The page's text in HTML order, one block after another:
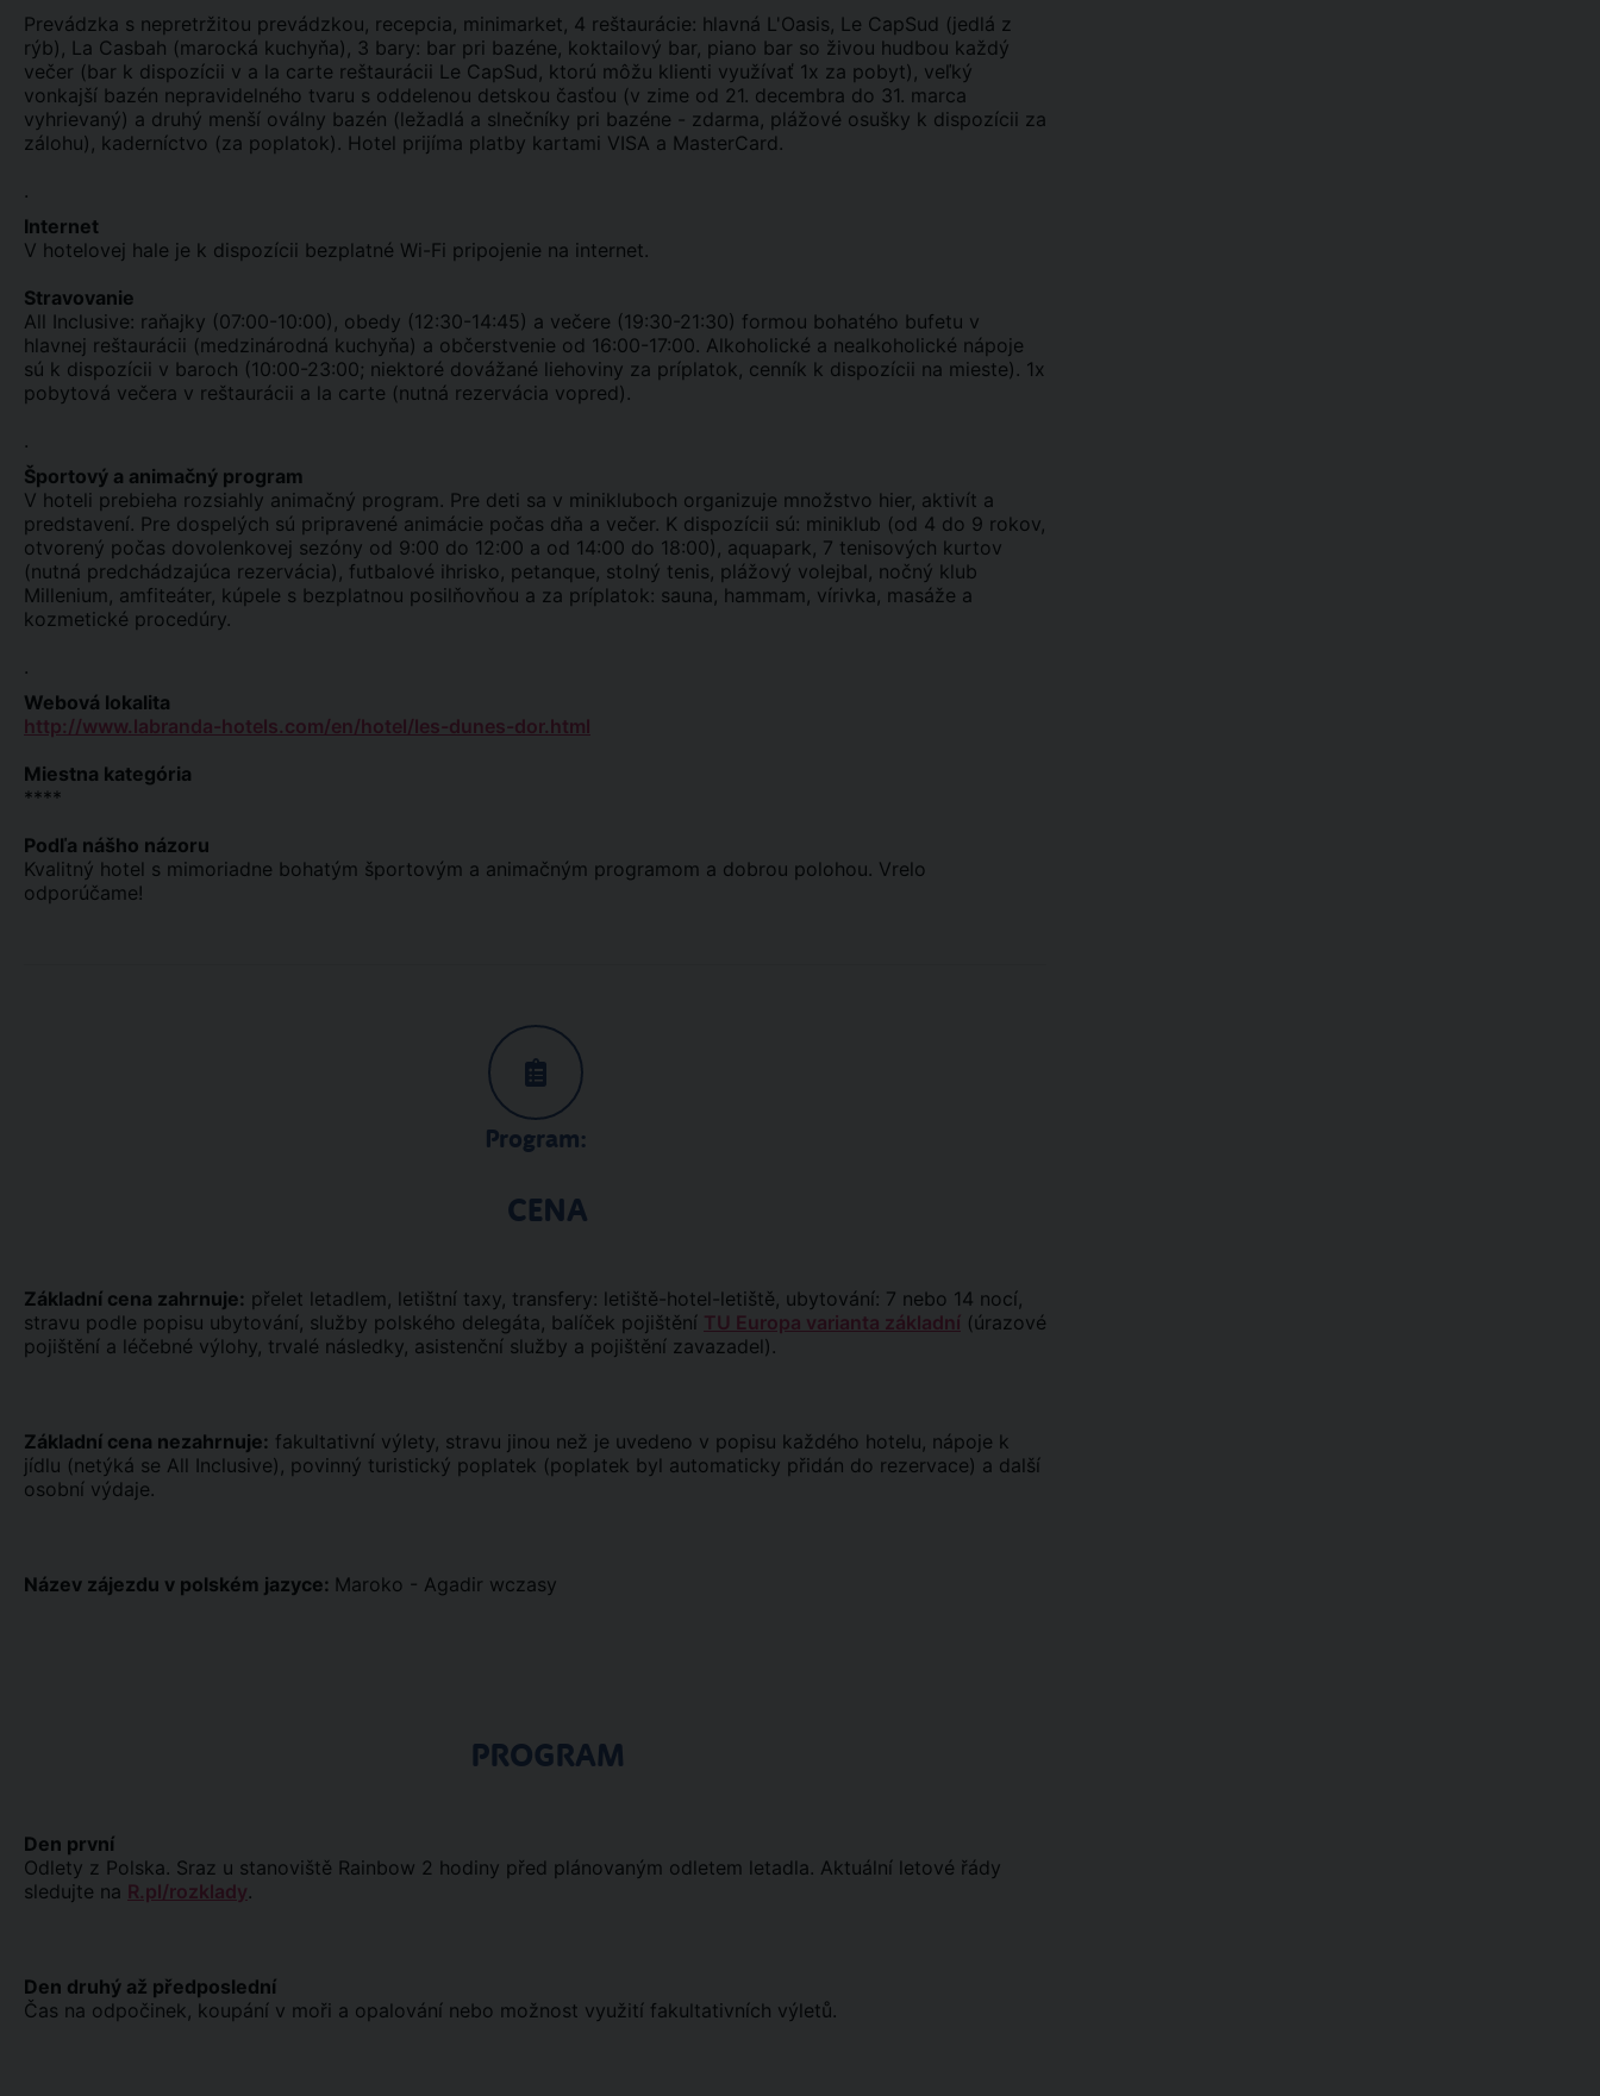
Prevádzka s nepretržitou prevádzkou, recepcia, minimarket, 4 reštaurácie: hlavná L'Oasis, Le CapSud (jedlá z
rýb), La Casbah (marocká kuchyňa), 3 bary: bar pri bazéne, koktailový bar, piano bar so živou hudbou každý
večer (bar k dispozícii v a la carte reštaurácii Le CapSud, ktorú môžu klienti využívať 1x za pobyt), veľký
vonkajší bazén nepravidelného tvaru s oddelenou detskou časťou (v zime od 21. decembra do 31. marca
vyhrievaný) a druhý menší oválny bazén (ležadlá a slnečníky pri bazéne - zdarma, plážové osušky k dispozícii za
zálohu), kaderníctvo (za poplatok). Hotel prijíma platby kartami VISA a MasterCard.
.
Internet
V hotelovej hale je k dispozícii bezplatné Wi-Fi pripojenie na internet.
Stravovanie
All Inclusive: raňajky (07:00-10:00), obedy (12:30-14:45) a večere (19:30-21:30) formou bohatého bufetu v
hlavnej reštaurácii (medzinárodná kuchyňa) a občerstvenie od 16:00-17:00. Alkoholické a nealkoholické nápoje
sú k dispozícii v baroch (10:00-23:00; niektoré dovážané liehoviny za príplatok, cenník k dispozícii na mieste). 1x
pobytová večera v reštaurácii a la carte (nutná rezervácia vopred).
.
Športový a animačný program
V hoteli prebieha rozsiahly animačný program. Pre deti sa v minikluboch organizuje množstvo hier, aktivít a
predstavení. Pre dospelých sú pripravené animácie počas dňa a večer. K dispozícii sú: miniklub (od 4 do 9 rokov,
otvorený počas dovolenkovej sezóny od 9:00 do 12:00 a od 14:00 do 18:00), aquapark, 7 tenisových kurtov
(nutná predchádzajúca rezervácia), futbalové ihrisko, petanque, stolný tenis, plážový volejbal, nočný klub
Millenium, amfiteáter, kúpele s bezplatnou posilňovňou a za príplatok: sauna, hammam, vírivka, masáže a
kozmetické procedúry.
.
Webová lokalita
http://www.labranda-hotels.com/en/hotel/les-dunes-dor.html
Miestna kategória
****
Podľa nášho názoru
Kvalitný hotel s mimoriadne bohatým športovým a animačným programom a dobrou polohou. Vrelo
odporúčame!
Program:
CENA
Základní cena zahrnuje: přelet letadlem, letištní taxy, transfery: letiště-hotel-letiště, ubytování: 7 nebo 14 nocí,
stravu podle popisu ubytování, služby polského delegáta, balíček pojištění TU Europa varianta základní (úrazové
pojištění a léčebné výlohy, trvalé následky, asistenční služby a pojištění zavazadel).
Základní cena nezahrnuje: fakultativní výlety, stravu jinou než je uvedeno v popisu každého hotelu, nápoje k
jídlu (netýká se All Inclusive), povinný turistický poplatek (poplatek byl automaticky přidán do rezervace) a další
osobní výdaje.
Název zájezdu v polském jazyce: Maroko - Agadir wczasy
PROGRAM
Den první
Odlety z Polska. Sraz u stanoviště Rainbow 2 hodiny před plánovaným odletem letadla. Aktuální letové řády
sledujte na R.pl/rozklady.
Den druhý až předposlední
Čas na odpočinek, koupání v moři a opalování nebo možnost využití fakultativních výletů.